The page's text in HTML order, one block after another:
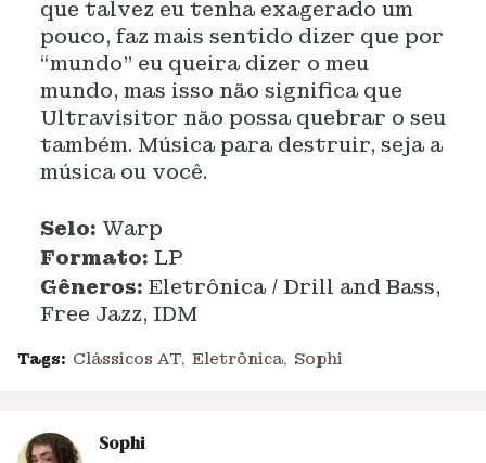
que talvez eu tenha exagerado um
pouco, faz mais sentido dizer que por
“mundo” eu queira dizer o meu
mundo, mas isso não significa que
Ultravisitor não possa quebrar o seu
também. Música para destruir, seja a
música ou você.
Selo: Warp
Formato: LP
Gêneros: Eletrônica / Drill and Bass,
Free Jazz, IDM
Tags: Clássicos AT Eletrônica Sophi
Sophi